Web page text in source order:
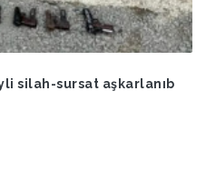
silah-sursat aşkarlanıb